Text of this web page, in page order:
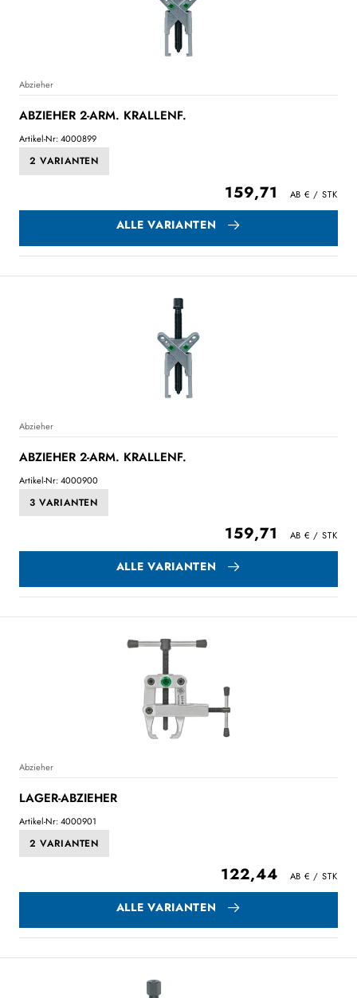
Abzieher
ABZIEHER 2-ARM. KRALLENF.
Artikel-Nr: 4000899
2 VARIANTEN
159,71
ALLE VARIANTEN
Abzieher
ABZIEHER 2-ARM. KRALLENF.
Artikel-Nr: 4000900
3 VARIANTEN
159,71
ALLE VARIANTEN
Abzieher
LAGER-ABZIEHER
Artikel-Nr: 4000901
2 VARIANTEN
122,44
ALLE VARIANTEN